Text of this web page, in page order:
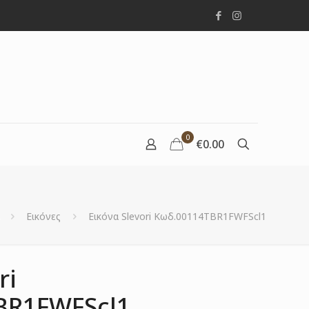
0 €0.00
Εικόνες Εικόνα Slevori Κωδ.00114TBR1FWFScl1